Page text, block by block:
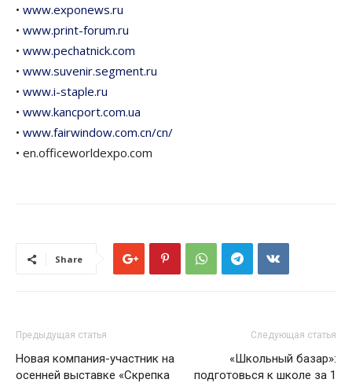
• www.exponews.ru
• www.print-forum.ru
• www.pechatnick.com
• www.suvenir.segment.ru
• www.i-staple.ru
• www.kancport.com.ua
• www.fairwindow.com.cn/cn/
• en.officeworldexpo.com
Share
Предыдущая статья
Новая компания-участник на
осенней выставке «Скрепка
Следующая статья
«Школьный базар»:
подготовься к школе за 1